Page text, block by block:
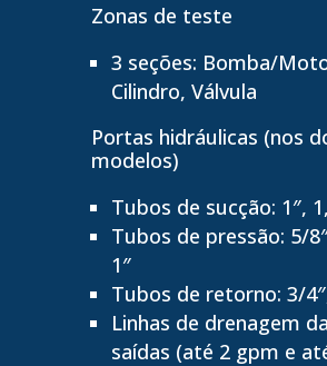
Zonas de teste
3 seções: Bomba/
Cilindro, Válvula
Portas hidráulicas (nos
modelos)
Tubos de sucção: 1″,
Tubos de pressão: 5/
1″
Tubos de retorno: 3/
Linhas de drenagem
saídas (até 2 gpm e